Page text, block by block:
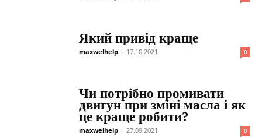
Який привід краще
maxwelhelp - 17.10.2021 0
Чи потрібно промивати
двигун при зміні масла і як
це краще робити?
maxwelhelp - 27.09.2021 0